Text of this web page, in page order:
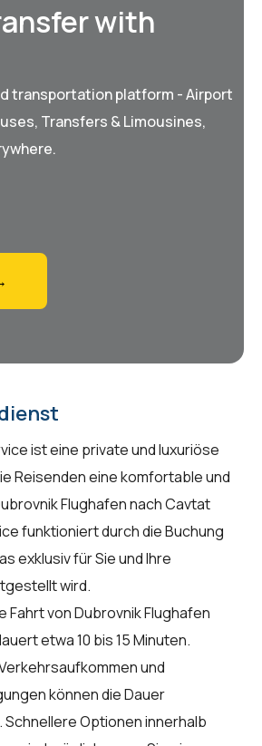
with
transportation platform - Airport
Transfers & Limousines,
ist eine private und luxuriöse
Reisenden eine komfortable und
Flughafen nach Cavtat
funktioniert durch die Buchung
exklusiv für Sie und Ihre
wird.
Fahrt von Dubrovnik Flughafen
etwa 10 bis 15 Minuten.
und
können die Dauer
Optionen innerhalb